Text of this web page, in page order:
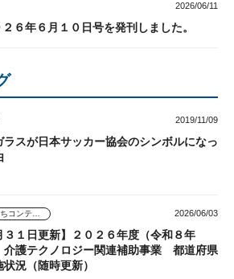
2026/06/11
６年６月１０日号を発刊しました。
2019/11/09
ラスが日本サッカー協会のシンボルになっ
お役立ちコンテンツ 2026/06/03
３１日更新】２０２６年度（令和８年
護テクノロジー関連補助事業 都道府県
況（随時更新）